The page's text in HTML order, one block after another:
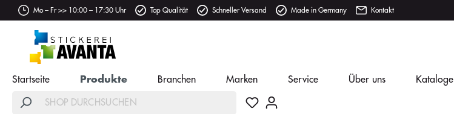
Mo – Fr >> 10:00 – 17:30 Uhr Top Qualität Schneller Versand Made in Germany Kontakt
Startseite Produkte Branchen Marken Service Über uns Kataloge